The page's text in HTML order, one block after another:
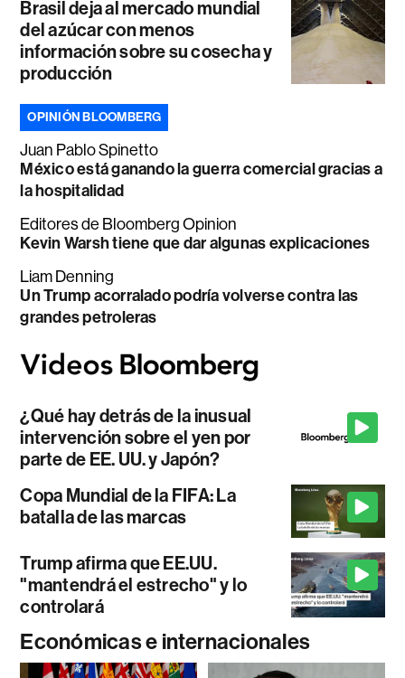
Brasil deja al mercado mundial
del azúcar con menos
información sobre su cosecha y
producción
OPINIÓN BLOOMBERG
Juan Pablo Spinetto
México está ganando la guerra comercial gracias a
la hospitalidad
Editores de Bloomberg Opinion
Kevin Warsh tiene que dar algunas explicaciones
Liam Denning
Un Trump acorralado podría volverse contra las
grandes petroleras
¿Qué hay detrás de la inusual
intervención sobre el yen por
parte de EE. UU. y Japón?
Copa Mundial de la FIFA: La
batalla de las marcas
Trump afirma que EE.UU.
"mantendrá el estrecho" y lo
controlará
Económicas e internacionales